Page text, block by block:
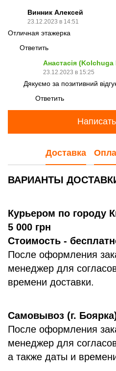
Винник Алексей
23.12.2023 в 14:51
Отличная этажерка
Ответить
Анастасія (Kolchuga
23.12.2023 в 15:25
Дякуємо за позитивний
Ответить
Доставка
ВАРИАНТЫ
Курьером по городу
5 000 грн
Стоимость -
После оформления
менеджер для
времени доставки.
Самовывоз (г.
После оформления
менеджер для
а также даты и